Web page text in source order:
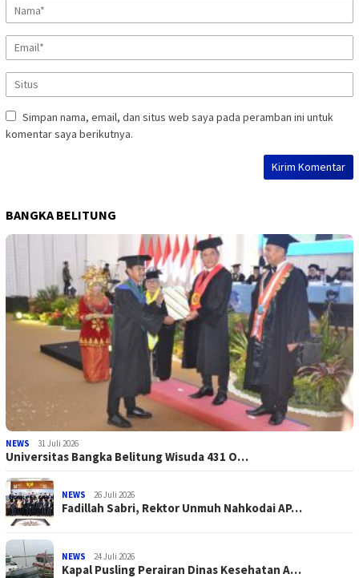
Simpan nama, email, dan situs web saya pada peramban ini untuk
komentar saya berikutnya.
BANGKA BELITUNG
NEWS 31 Juli 2026
Universitas Bangka Belitung Wisuda 431 O…
NEWS 26 Juli 2026
Fadillah Sabri, Rektor Unmuh Nahkodai AP…
NEWS 24 Juli 2026
Kapal Pusling Perairan Dinas Kesehatan A…